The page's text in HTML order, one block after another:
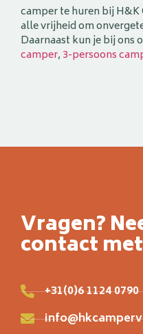
camper te huren bij
alle vrijheid om
Daarnaast kun je bij ons
camper, 3-persoons
Vragen?
contact
+31(0)6 1124 0790